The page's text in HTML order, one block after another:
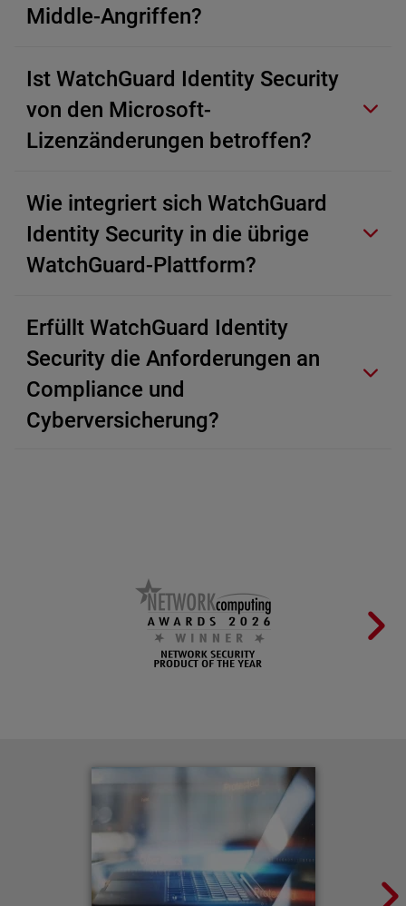
Middle-Angriffen?
Ist WatchGuard Identity Security
von den Microsoft-
Lizenzänderungen betroffen?
Wie integriert sich WatchGuard
Identity Security in die übrige
WatchGuard-Plattform?
Erfüllt WatchGuard Identity
Security die Anforderungen an
Compliance und
Cyberversicherung?